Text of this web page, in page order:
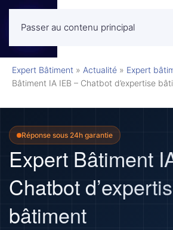
Passer au contenu principalMENU
Expert Bâtiment » Actualité » Expert
Bâtiment IA IEB – Chatbot d’expertise
Réponse sous 24h garantie
Expert Bâtiment
Chatbot
bâtiment